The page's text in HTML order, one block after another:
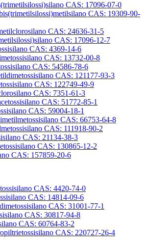
CAS: 17096-07-0
CAS: 19309-90-
CAS: 24636-31-5
CAS: 17096-12-7
CAS: 4369-14-6
CAS: 13732-00-8
CAS: 54586-78-6
CAS: 121177-93-3
CAS: 122749-49-9
CAS: 7351-61-3
CAS: 51772-85-1
CAS: 59004-18-1
CAS: 66753-64-8
CAS: 111918-90-2
CAS: 21134-38-3
CAS: 130865-12-2
CAS: 157859-20-6
CAS: 4420-74-0
CAS: 14814-09-6
CAS: 31001-77-1
CAS: 30817-94-8
CAS: 60764-83-2
CAS: 220727-26-4